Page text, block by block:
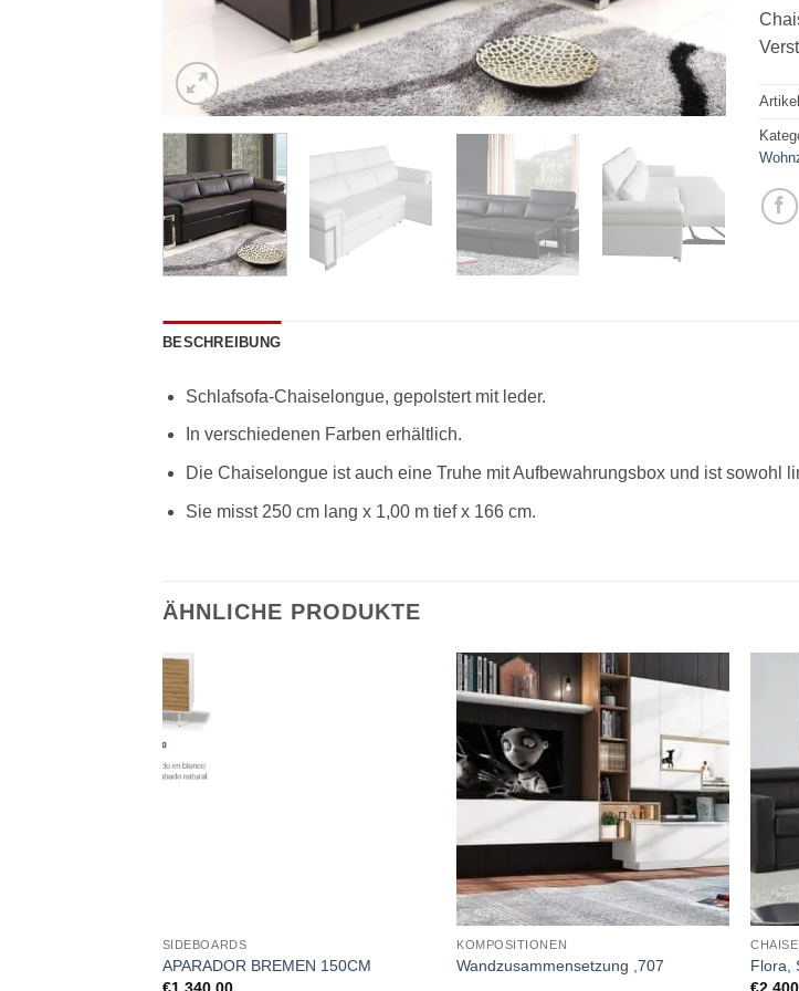
BESCHREIBUNG
Schlafsofa-Chaiselongue, gepolstert mit leder.
In verschiedenen Farben erhältlich.
Die Chaiselongue ist auch eine Truhe mit Aufbewahrungsbox und ist sowohl
Sie misst 250 cm lang x 1,00 m tief x 166 cm.
ÄHNLICHE PRODUKTE
SIDEBOARDS
APARADOR BREMEN 150CM
KOMPOSITIONEN
Wandzusammensetzung ,707
Flora,